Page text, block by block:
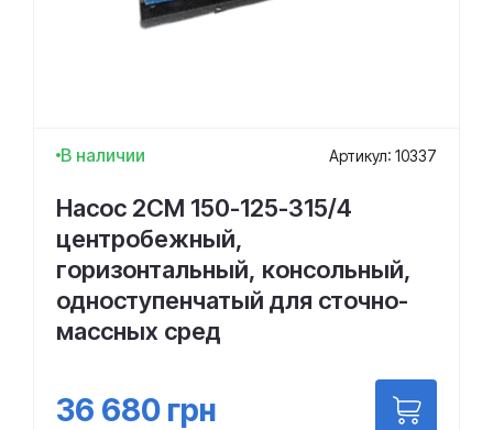
В наличии Артикул: 10337
Насос 2СМ 150-125-315/4
центробежный,
горизонтальный, консольный,
одноступенчатый для сточно-
массных сред
36 680 грн